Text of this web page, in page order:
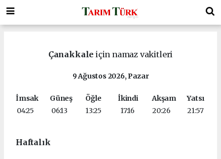
Çanakkale için namaz vakitleri
9 Ağustos 2026, Pazar
İmsak
04:25
Güneş
06:13
Öğle
13:25
İkindi
17:16
Akşam
20:26
Yatsı
21:57
Haftalık